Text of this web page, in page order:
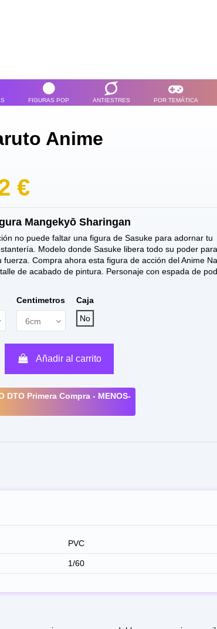
FIGURAS POP ANTIESTRES POR TEMÁTICA
Anime
€
Mangekyō Sharingan
no puede faltar una figura de Sasuke para adornar tu
Modelo donde Sasuke libera todo su poder para
fuerza. Compra ahora esta figura de acción del Anime
de acabado de pintura. Personaje con espada de
Centimetros
Caja
No
Añadir al carrito
DTO Primera Compra - MENOS-
PVC
1/60